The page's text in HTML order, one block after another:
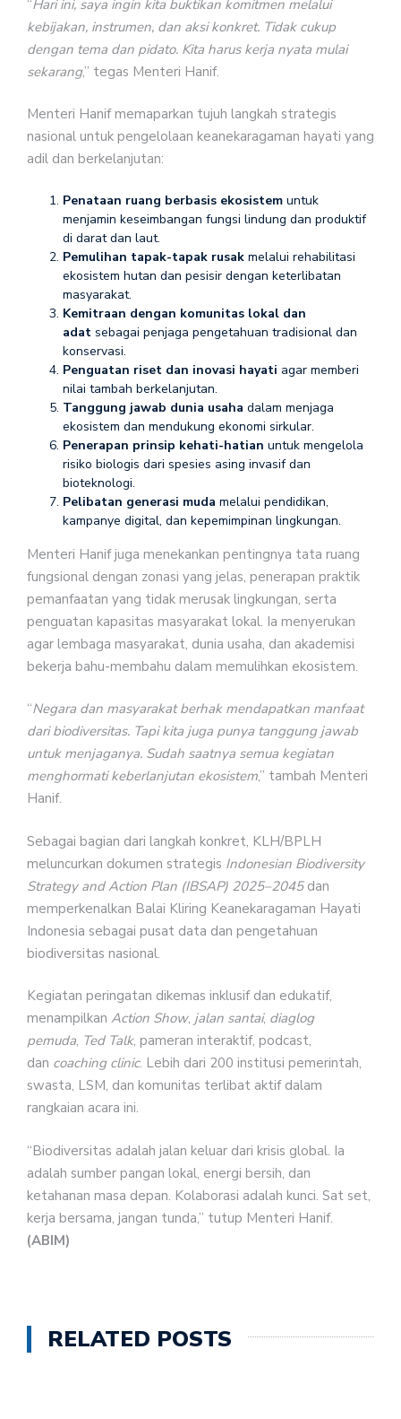
“Hari ini, saya ingin kita buktikan komitmen melalui
kebijakan, instrumen, dan aksi konkret. Tidak cukup
dengan tema dan pidato. Kita harus kerja nyata mulai
sekarang,” tegas Menteri Hanif.
Menteri Hanif memaparkan tujuh langkah strategis
nasional untuk pengelolaan keanekaragaman hayati yang
adil dan berkelanjutan:
Penataan ruang berbasis ekosistem untuk
menjamin keseimbangan fungsi lindung dan produktif
di darat dan laut.
Pemulihan tapak-tapak rusak melalui rehabilitasi
ekosistem hutan dan pesisir dengan keterlibatan
masyarakat.
Kemitraan dengan komunitas lokal dan
adat sebagai penjaga pengetahuan tradisional dan
konservasi.
Penguatan riset dan inovasi hayati agar memberi
nilai tambah berkelanjutan.
Tanggung jawab dunia usaha dalam menjaga
ekosistem dan mendukung ekonomi sirkular.
Penerapan prinsip kehati-hatian untuk mengelola
risiko biologis dari spesies asing invasif dan
bioteknologi.
Pelibatan generasi muda melalui pendidikan,
kampanye digital, dan kepemimpinan lingkungan.
Menteri Hanif juga menekankan pentingnya tata ruang
fungsional dengan zonasi yang jelas, penerapan praktik
pemanfaatan yang tidak merusak lingkungan, serta
penguatan kapasitas masyarakat lokal. Ia menyerukan
agar lembaga masyarakat, dunia usaha, dan akademisi
bekerja bahu-membahu dalam memulihkan ekosistem.
“Negara dan masyarakat berhak mendapatkan manfaat
dari biodiversitas. Tapi kita juga punya tanggung jawab
untuk menjaganya. Sudah saatnya semua kegiatan
menghormati keberlanjutan ekosistem,” tambah Menteri
Hanif.
Sebagai bagian dari langkah konkret, KLH/BPLH
meluncurkan dokumen strategis Indonesian Biodiversity
Strategy and Action Plan (IBSAP) 2025–2045dan
memperkenalkan Balai Kliring Keanekaragaman Hayati
Indonesia sebagai pusat data dan pengetahuan
biodiversitas nasional.
Kegiatan peringatan dikemas inklusif dan edukatif,
menampilkan Action Show, jalan santai, diaglog
pemuda, Ted Talk, pameran interaktif, podcast,
dan coaching clinic. Lebih dari 200 institusi pemerintah,
swasta, LSM, dan komunitas terlibat aktif dalam
rangkaian acara ini.
“Biodiversitas adalah jalan keluar dari krisis global. Ia
adalah sumber pangan lokal, energi bersih, dan
ketahanan masa depan. Kolaborasi adalah kunci. Sat set,
kerja bersama, jangan tunda,” tutup Menteri Hanif.
(ABIM)
RELATED POSTS